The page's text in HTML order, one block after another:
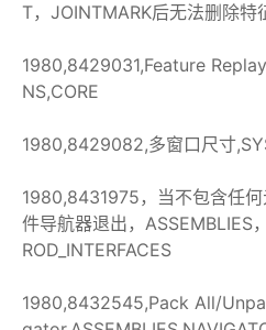
T，JOINTMARK后无法删除特
1980,8429031,Feature
NS,CORE
1980,8429082,多窗口尺寸
1980,8431975，当不包含任
件导航器退出，ASSEMBLIES
ROD_INTERFACES
1980,8432545,Pack All/